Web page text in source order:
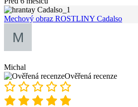
Mechový obraz ROSTLINY Cadalso
Michal
Ověřená recenze